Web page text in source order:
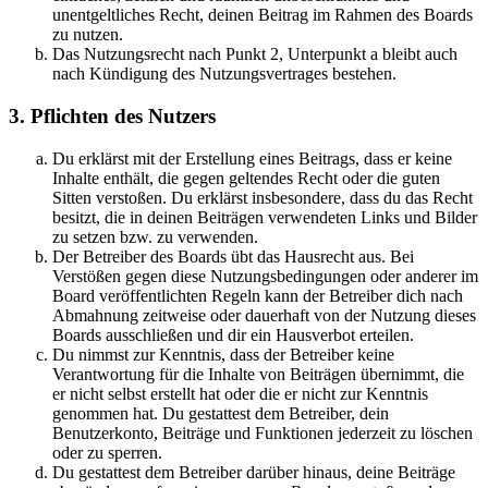
unentgeltliches Recht, deinen Beitrag im Rahmen des Boards
zu nutzen.
Das Nutzungsrecht nach Punkt 2, Unterpunkt a bleibt auch
nach Kündigung des Nutzungsvertrages bestehen.
3. Pflichten des Nutzers
Du erklärst mit der Erstellung eines Beitrags, dass er keine
Inhalte enthält, die gegen geltendes Recht oder die guten
Sitten verstoßen. Du erklärst insbesondere, dass du das Recht
besitzt, die in deinen Beiträgen verwendeten Links und Bilder
zu setzen bzw. zu verwenden.
Der Betreiber des Boards übt das Hausrecht aus. Bei
Verstößen gegen diese Nutzungsbedingungen oder anderer im
Board veröffentlichten Regeln kann der Betreiber dich nach
Abmahnung zeitweise oder dauerhaft von der Nutzung dieses
Boards ausschließen und dir ein Hausverbot erteilen.
Du nimmst zur Kenntnis, dass der Betreiber keine
Verantwortung für die Inhalte von Beiträgen übernimmt, die
er nicht selbst erstellt hat oder die er nicht zur Kenntnis
genommen hat. Du gestattest dem Betreiber, dein
Benutzerkonto, Beiträge und Funktionen jederzeit zu löschen
oder zu sperren.
Du gestattest dem Betreiber darüber hinaus, deine Beiträge